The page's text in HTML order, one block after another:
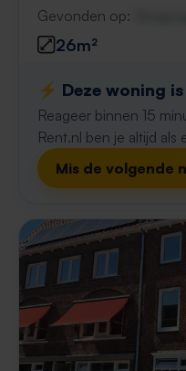
Gevonden op:
26m²
⚡️ Deze woning
Reageer binnen 15
Rent.nl ben je altijd als
Mis de volgende